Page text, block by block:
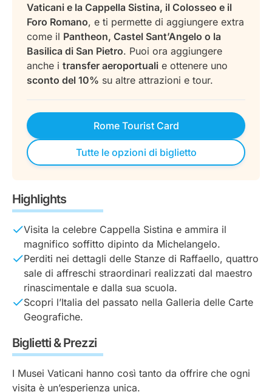
Vaticani e la Cappella Sistina, il Colosseo e il
Foro Romano, e ti permette di aggiungere extra
come il Pantheon, Castel Sant’Angelo o la
Basilica di San Pietro. Puoi ora aggiungere
anche i transfer aeroportuali e ottenere uno
sconto del 10% su altre attrazioni e tour.
Rome Tourist Card
Tutte le opzioni di biglietto
Highlights
Visita la celebre Cappella Sistina e ammira il
magnifico soffitto dipinto da Michelangelo.
Perditi nei dettagli delle Stanze di Raffaello, quattro
sale di affreschi straordinari realizzati dal maestro
rinascimentale e dalla sua scuola.
Scopri l’Italia del passato nella Galleria delle Carte
Geografiche.
Biglietti & Prezzi
I Musei Vaticani hanno così tanto da offrire che ogni
visita è un’esperienza unica.